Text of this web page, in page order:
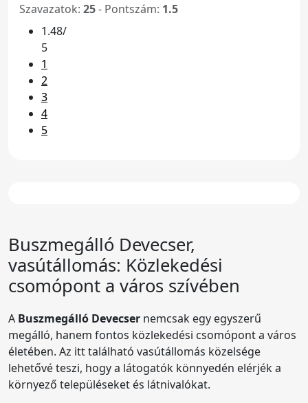
Szavazatok: 25- Pontszám: 1.5
1.48/
5
1
2
3
4
5
Buszmegálló Devecser,
vasútállomás: Közlekedési
csomópont a város szívében
A Buszmegálló Devecser nemcsak egy egyszerű
megálló, hanem fontos közlekedési csomópont a város
életében. Az itt található vasútállomás közelsége
lehetővé teszi, hogy a látogatók könnyedén elérjék a
környező településeket és látnivalókat.